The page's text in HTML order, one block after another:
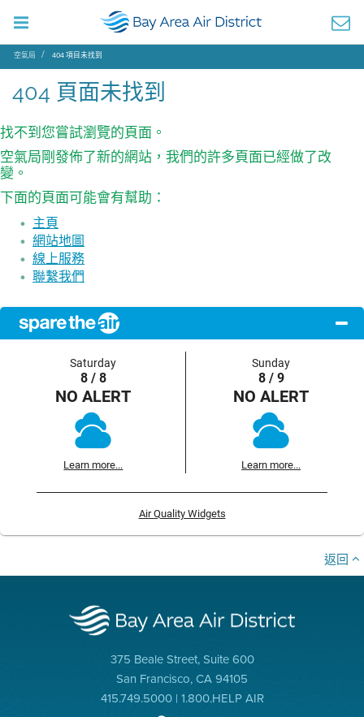
空氣局 404 項目未找到
404 頁面未找到
找不到您嘗試瀏覽的頁面。
空氣局剛發佈了新的網站，我們的許多頁面已經做了改
變。
下面的頁面可能會有幫助：
主頁
網站地圖
線上服務
聯繫我們
Saturday
8 / 8
NO ALERT
Learn more...
Sunday
8 / 9
NO ALERT
Learn more...
Air Quality Widgets
返回
375 Beale Street, Suite 600
San Francisco, CA 94105
415.749.5000 | 1.800.HELP AIR